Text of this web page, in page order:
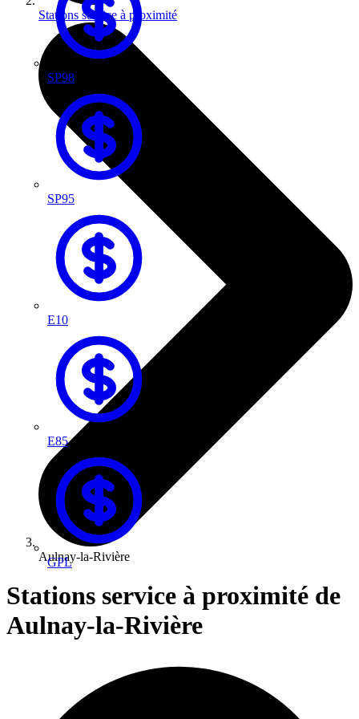
SP98
SP95
E10
E85
GPL
Stations service à proximité
Aulnay-la-Rivière
Stations service à proximité de
Aulnay-la-Rivière